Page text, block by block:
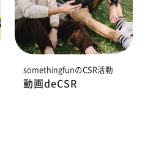
somethingfunのCSR活動
動画deCSR